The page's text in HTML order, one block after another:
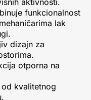
aktivnosti.
funkcionalnost
lak
dizajn za
otporna na
kvalitetnog